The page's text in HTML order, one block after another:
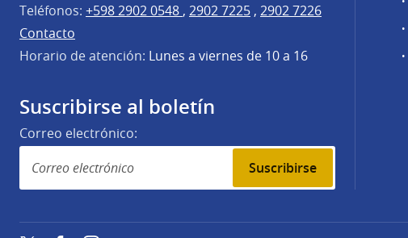
Teléfonos: +598 2902 0548 , 2902 7225 , 2902 7226
Contacto
Horario de atención: Lunes a viernes de 10 a 16
Suscribirse al boletín
Correo electrónico:
Suscribirse